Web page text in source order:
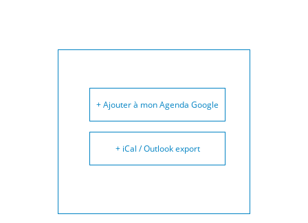
+ Ajouter à mon Agenda Google
+ iCal / Outlook export